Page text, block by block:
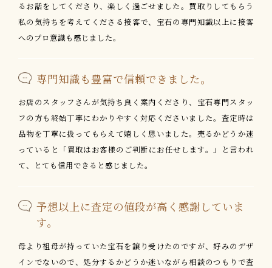
るお話をしてくださり、楽しく過ごせました。買取りしてもらう
私の気持ちを考えてくださる接客で、宝石の専門知識以上に接客
へのプロ意識も感じました。
専門知識も豊富で信頼できました。
お店のスタッフさんが気持ち良く案内くださり、宝石専門スタッ
フの方も終始丁寧にわかりやすく対応くださいました。査定時は
品物を丁寧に扱ってもらえて嬉しく思いました。売るかどうか迷
っていると「買取はお客様のご判断にお任せします。」と言われ
て、とても信用できると感じました。
予想以上に査定の値段が高く感謝していま
す。
母より祖母が持っていた宝石を譲り受けたのですが、好みのデザ
インでないので、処分するかどうか迷いながら相談のつもりで査